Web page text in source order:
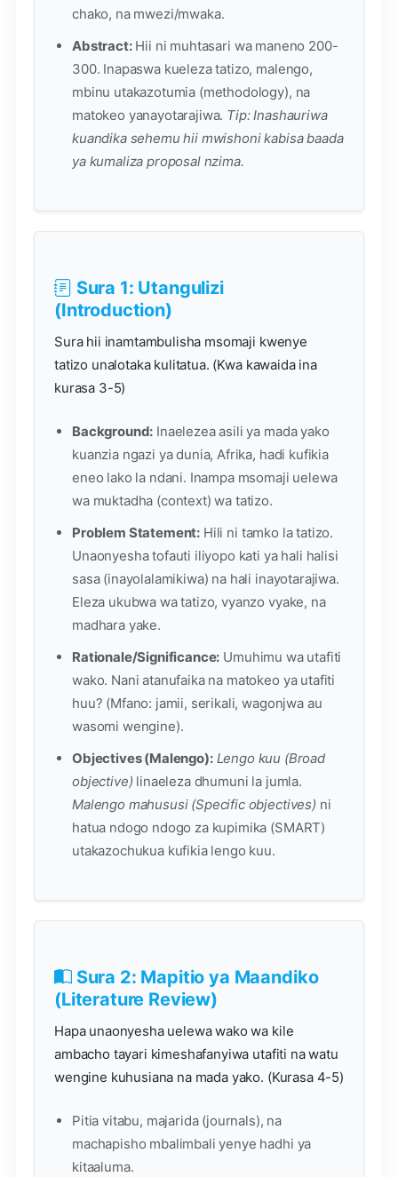
chako, na mwezi/mwaka.
Abstract:Hii ni muhtasari wa maneno 200-
300. Inapaswa kueleza tatizo, malengo,
mbinu utakazotumia (methodology), na
matokeo yanayotarajiwa. Tip: Inashauriwa
kuandika sehemu hii mwishoni kabisa baada
ya kumaliza proposal nzima.
Sura 1: Utangulizi
(Introduction)
Sura hii inamtambulisha msomaji kwenye
tatizo unalotaka kulitatua. (Kwa kawaida ina
kurasa 3-5)
Background: Inaelezea asili ya mada yako
kuanzia ngazi ya dunia, Afrika, hadi kufikia
eneo lako la ndani. Inampa msomaji uelewa
wa muktadha (context) wa tatizo.
Problem Statement: Hili ni tamko la tatizo.
Unaonyesha tofauti iliyopo kati ya hali halisi
sasa (inayolalamikiwa) na hali inayotarajiwa.
Eleza ukubwa wa tatizo, vyanzo vyake, na
madhara yake.
Rationale/Significance: Umuhimu wa utafiti
wako. Nani atanufaika na matokeo ya utafiti
huu? (Mfano: jamii, serikali, wagonjwa au
wasomi wengine).
Objectives (Malengo): Lengo kuu (Broad
objective) linaeleza dhumuni la jumla.
Malengo mahususi (Specific objectives) ni
hatua ndogo ndogo za kupimika (SMART)
utakazochukua kufikia lengo kuu.
Sura 2: Mapitio ya Maandiko
(Literature Review)
Hapa unaonyesha uelewa wako wa kile
ambacho tayari kimeshafanyiwa utafiti na watu
wengine kuhusiana na mada yako. (Kurasa 4-5)
Pitia vitabu, majarida (journals), na
machapisho mbalimbali yenye hadhi ya
kitaaluma.